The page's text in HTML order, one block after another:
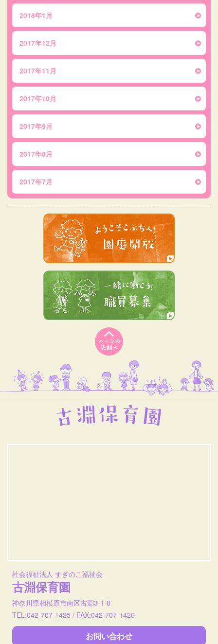
2018年1月
2017年12月
2017年11月
2017年10月
2017年9月
2017年8月
2017年7月
社会福祉法人 すぎのこ福祉会
古淵保育園
神奈川県相模原市南区古淵3-1-8
TEL:042-707-1425 / FAX:042-707-1426
お問い合わせ